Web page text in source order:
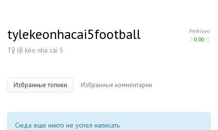
Рейтинг
0.00
tylekeonhacai5football
Tỷ lệ kèo nhà cái 5
Избранные топики Избранные комментарии
Сюда еще никто не успел написать